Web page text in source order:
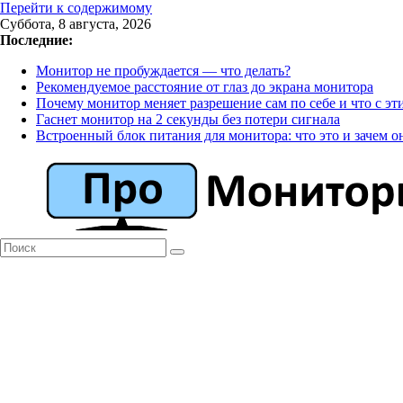
Перейти к содержимому
Суббота, 8 августа, 2026
Последние:
Монитор не пробуждается — что делать?
Рекомендуемое расстояние от глаз до экрана монитора
Почему монитор меняет разрешение сам по себе и что с
Гаснет монитор на 2 секунды без потери сигнала
Встроенный блок питания для монитора: что это и зачем